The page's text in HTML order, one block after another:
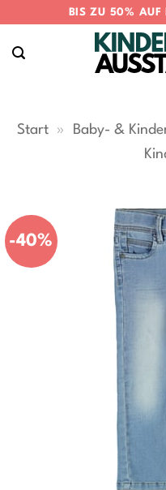
springen
BIS ZU 50% AUF
Start » Baby- &
-40%